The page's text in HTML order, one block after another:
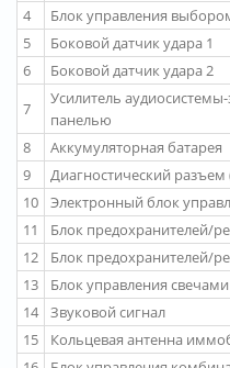
4
Блок управления
5
Боковой датчик удара 1
6
Боковой датчик удара 2
7
Усилитель
панелью
8
Аккумуляторная батарея
9
Диагностический разъем
10
Электронный блок
11
Блок предохранителей/
12
Блок предохранителей/
13
Блок управления
14
Звуковой сигнал
15
Кольцевая антенна